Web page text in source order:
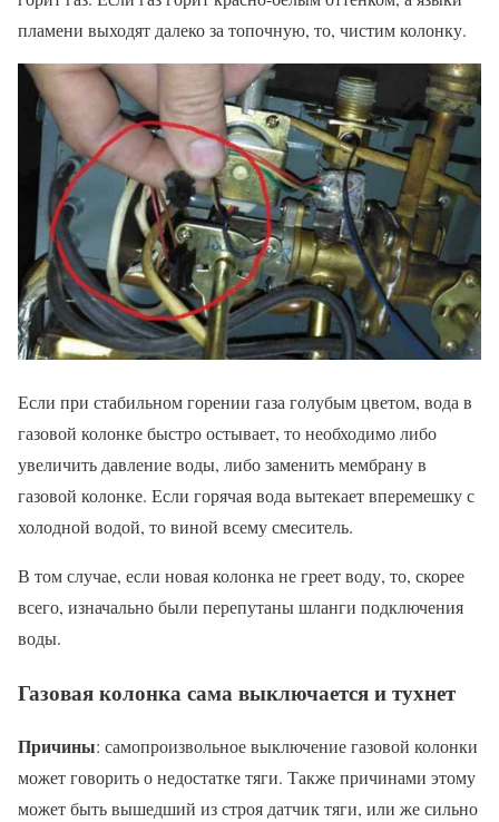
пламени выходят далеко за топочную, то, чистим колонку.
Если при стабильном горении газа голубым цветом, вода в
газовой колонке быстро остывает, то необходимо либо
увеличить давление воды, либо заменить мембрану в
газовой колонке. Если горячая вода вытекает вперемешку с
холодной водой, то виной всему смеситель.
В том случае, если новая колонка не греет воду, то, скорее
всего, изначально были перепутаны шланги подключения
воды.
Газовая колонка сама выключается и тухнет
Причины: самопроизвольное выключение газовой колонки
может говорить о недостатке тяги. Также причинами этому
может быть вышедший из строя датчик тяги, или же сильно